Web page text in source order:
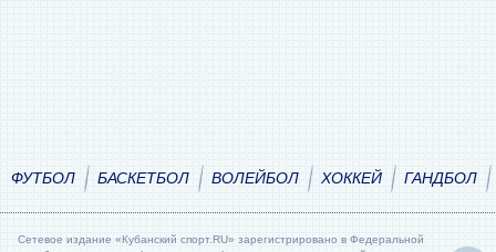
ФУТБОЛ БАСКЕТБОЛ ВОЛЕЙБОЛ ХОККЕЙ ГАНДБОЛ
Сетевое издание «Кубанский спорт.RU» зарегистрировано в Федеральной